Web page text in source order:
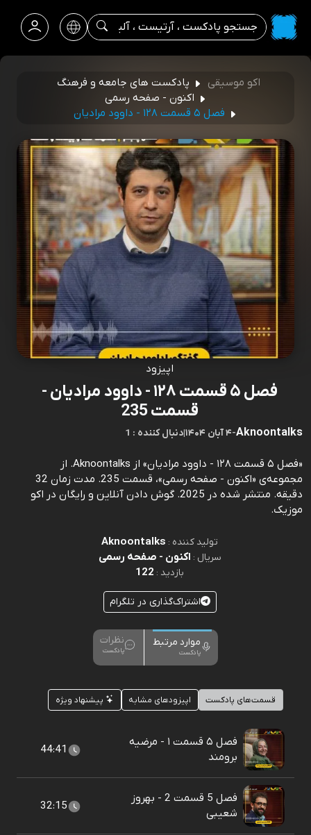
اکو موسیقی
پادکست های جامعه و فرهنگ
اکنون - صفحه رسمی
فصل ۵ قسمت ۱۲۸ - داوود مرادیان
اپیزود
فصل ۵ قسمت ۱۲۸ - داوود مرادیان -
قسمت 235
Aknoontalks
-۴ آبان ۱۴۰۴ |1 : دنبال کننده
«فصل ۵ قسمت ۱۲۸ - داوود مرادیان» از Aknoontalks. از
مجموعه‌ی «اکنون - صفحه رسمی»، قسمت 235. مدت زمان 32
دقیقه. منتشر شده در 2025. گوش دادن آنلاین و رایگان در اکو
موزیک.
تولید کننده : Aknoontalks
سریال : اکنون - صفحه رسمی
بازدید : 122
اشتراک‌گذاری در تلگرام
موارد مرتبط
پادکست
نظرات
پادکست
قسمت‌های پادکست اپیزودهای مشابه پیشنهاد ویژه
فصل ۵ قسمت ۱ - مرضیه
برومند
44:41
فصل 5 قسمت 2 - بهروز
شعیبی
32:15